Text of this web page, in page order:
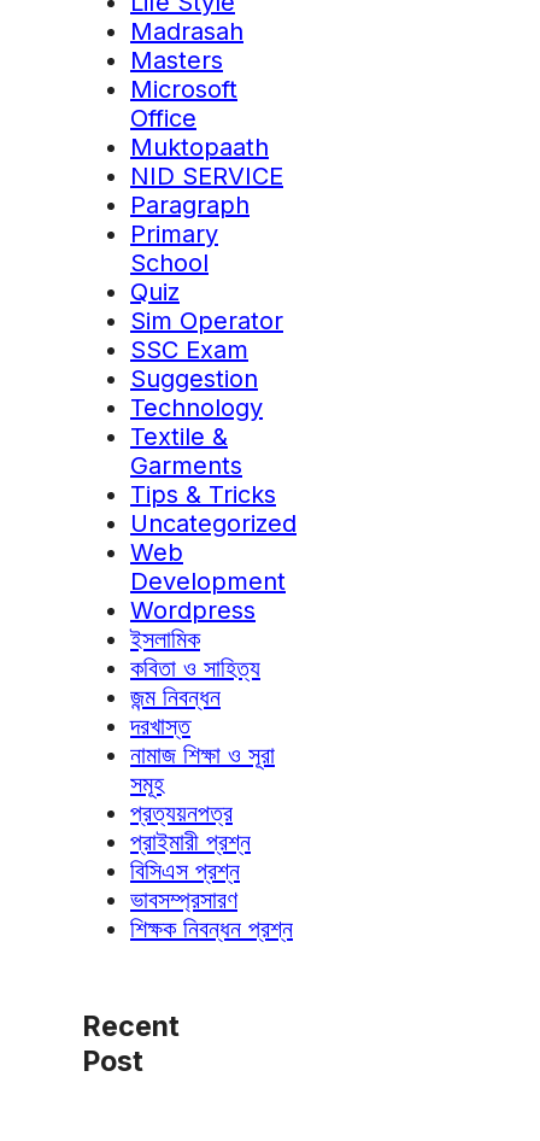
Madrasah
Masters
Microsoft
Office
Muktopaath
NID SERVICE
Paragraph
Primary
School
Quiz
Sim Operator
SSC Exam
Suggestion
Technology
Textile &
Garments
Tips & Tricks
Uncategorized
Web
Development
Wordpress
ইসলামিক
কবিতা ও সাহিত্য
জন্ম নিবন্ধন
দরখাস্ত
নামাজ শিক্ষা ও সূরা
সমূহ
প্রত্যয়নপত্র
প্রাইমারী প্রশ্ন
বিসিএস প্রশ্ন
ভাবসম্প্রসারণ
শিক্ষক নিবন্ধন প্রশ্ন
Recent
Post